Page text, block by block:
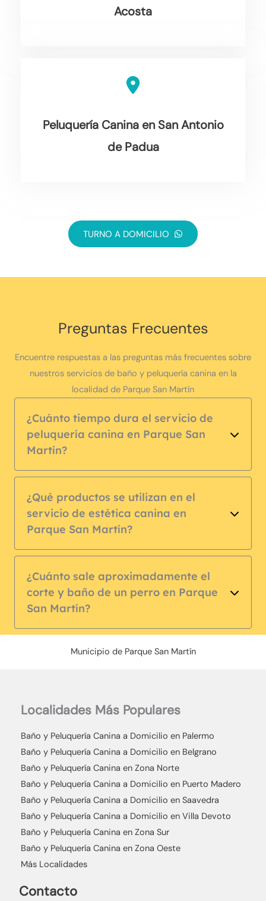
Acosta
Peluquería Canina en San Antonio
de Padua
TURNO A DOMICILIO
Preguntas Frecuentes
Encuentre respuestas a las preguntas más frecuentes sobre
nuestros servicios de baño y peluquería canina en la
localidad de Parque San Martín
¿Cuánto tiempo dura el servicio de
peluquería canina en Parque San
Martín?
¿Qué productos se utilizan en el
servicio de estética canina en
Parque San Martín?
¿Cuánto sale aproximadamente el
corte y baño de un perro en Parque
San Martín?
Municipio de Parque San Martín
Localidades Más Populares
Baño y Peluquería Canina a Domicilio en Palermo
Baño y Peluquería Canina a Domicilio en Belgrano
Baño y Peluquería Canina en Zona Norte
Baño y Peluquería Canina a Domicilio en Puerto Madero
Baño y Peluquería Canina a Domicilio en Saavedra
Baño y Peluquería Canina a Domicilio en Villa Devoto
Baño y Peluquería Canina en Zona Sur
Baño y Peluquería Canina en Zona Oeste
Más Localidades
Contacto